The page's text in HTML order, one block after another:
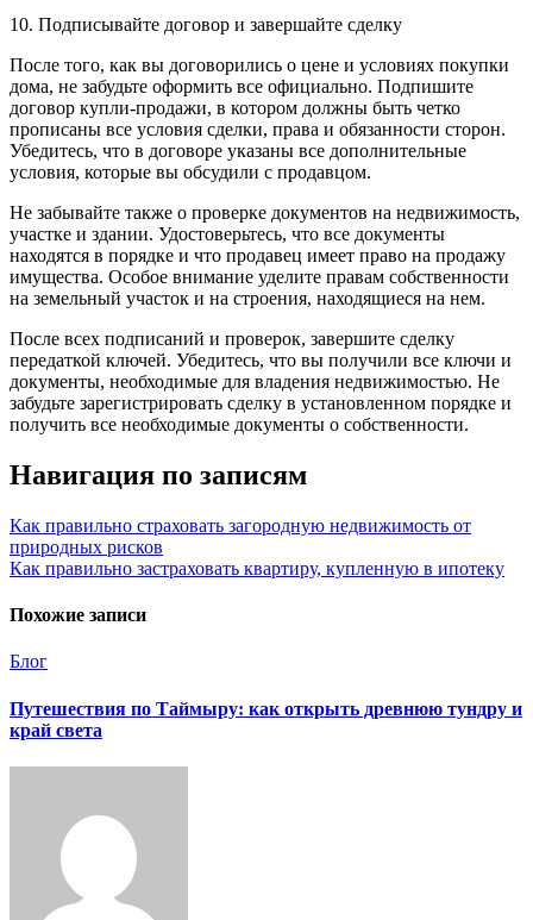
10. Подписывайте договор и завершайте сделку
После того, как вы договорились о цене и условиях покупки
дома, не забудьте оформить все официально. Подпишите
договор купли-продажи, в котором должны быть четко
прописаны все условия сделки, права и обязанности сторон.
Убедитесь, что в договоре указаны все дополнительные
условия, которые вы обсудили с продавцом.
Не забывайте также о проверке документов на недвижимость,
участке и здании. Удостоверьтесь, что все документы
находятся в порядке и что продавец имеет право на продажу
имущества. Особое внимание уделите правам собственности
на земельный участок и на строения, находящиеся на нем.
После всех подписаний и проверок, завершите сделку
передаткой ключей. Убедитесь, что вы получили все ключи и
документы, необходимые для владения недвижимостью. Не
забудьте зарегистрировать сделку в установленном порядке и
получить все необходимые документы о собственности.
Навигация по записям
Как правильно страховать загородную недвижимость от
природных рисков
Как правильно застраховать квартиру, купленную в ипотеку
Похожие записи
Блог
Путешествия по Таймыру: как открыть древнюю тундру и
край света